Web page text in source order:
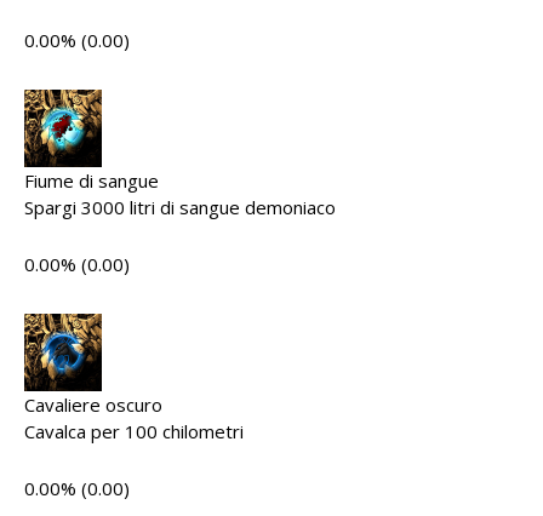
0.00% (0.00)
Fiume di sangue
Spargi 3000 litri di sangue demoniaco
0.00% (0.00)
Cavaliere oscuro
Cavalca per 100 chilometri
0.00% (0.00)